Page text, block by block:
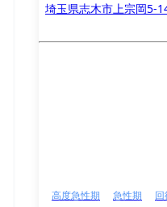
埼玉県志木市上宗岡5-
高度急性期 急性期